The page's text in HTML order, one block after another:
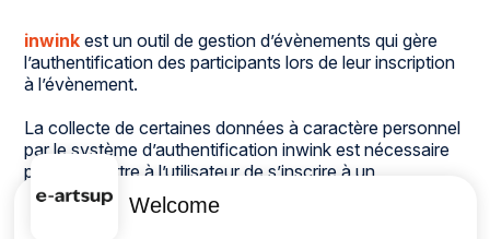
inwink est un outil de gestion d’évènements qui gère
l’authentification des participants lors de leur inscription
à l’évènement.
La collecte de certaines données à caractère personnel
par le système d’authentification inwink est nécessaire
pour permettre à l’utilisateur de s’inscrire à un
évènement, d’accéder au site d’un évènement, et de
consulter les informations relatives à l’organisation
Welcome